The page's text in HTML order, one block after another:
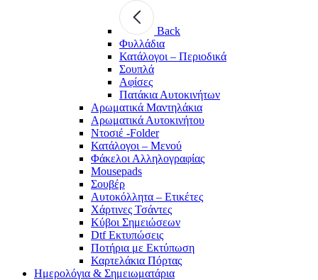
Back
Φυλλάδια
Κατάλογοι – Περιοδικά
Σουπλά
Αφίσες
Πατάκια Αυτοκινήτων
Αρωματικά Μαντηλάκια
Αρωματικά Αυτοκινήτου
Ντοσιέ -Folder
Κατάλογοι – Μενού
Φάκελοι Αλληλογραφίας
Mousepads
Σουβέρ
Αυτοκόλλητα – Ετικέτες
Χάρτινες Τσάντες
Κύβοι Σημειώσεων
Dtf Εκτυπώσεις
Ποτήρια με Εκτύπωση
Καρτελάκια Πόρτας
Ημερολόγια & Σημειωματάρια